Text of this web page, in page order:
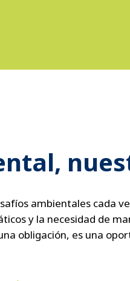
ambientales cada
y la necesidad de
obligación, es una